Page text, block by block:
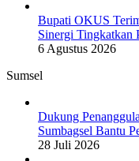
Bupati OKUS
Sinergi Tingkatkan
6 Agustus 2026
Sumsel
Dukung
Sumbagsel Bantu
28 Juli 2026